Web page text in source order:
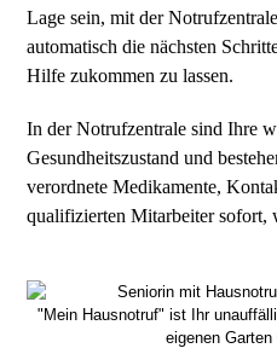
Lage sein, mit der
automatisch die nächsten
Hilfe zukommen zu lassen.
In der Notrufzentrale sind Ihre
Gesundheitszustand und
verordnete Medikamente,
qualifizierten Mitarbeiter sofort,
"Mein Hausnotruf" ist Ihr
eigenen